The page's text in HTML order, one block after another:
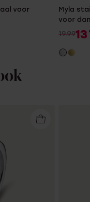
voor
Myla
voor
19.9913